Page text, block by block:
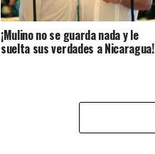
¡Mulino no se guarda nada y le
suelta sus verdades a Nicaragua!